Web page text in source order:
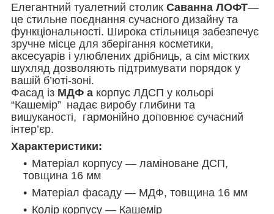
Елегантний туалетний столик Саванна ЛОФТ—
це стильне поєднання сучасного дизайну та
функціональності. Широка стільниця забезпечує
зручне місце для зберігання косметики,
аксесуарів і улюблених дрібниць, а сім містких
шухляд дозволяють підтримувати порядок у
вашій б’юті-зоні.
Фасад із МДФ а корпус ЛДСП у кольорі
“Кашемір” надає виробу глибини та
вишуканості, гармонійно доповнює сучасний
інтер’єр.
Характеристики:
Матеріал корпусу — ламіноване ДСП,
товщина 16 мм
Матеріал фасаду — МДФ, товщина 16 мм
Колір корпусу — Кашемір